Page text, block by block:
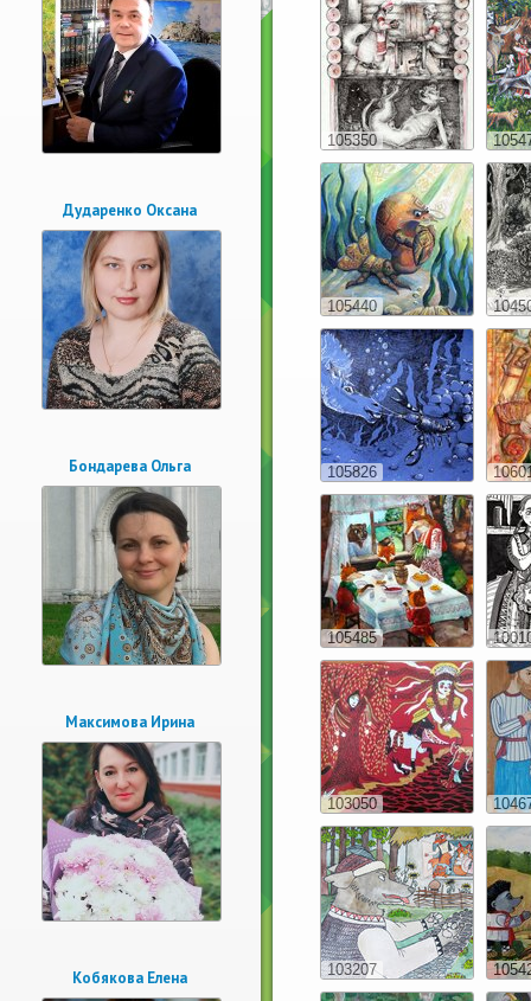
Дударенко Оксана
Бондарева Ольга
Максимова Ирина
Кобякова Елена
105350
105440
105826
105485
103050
103207